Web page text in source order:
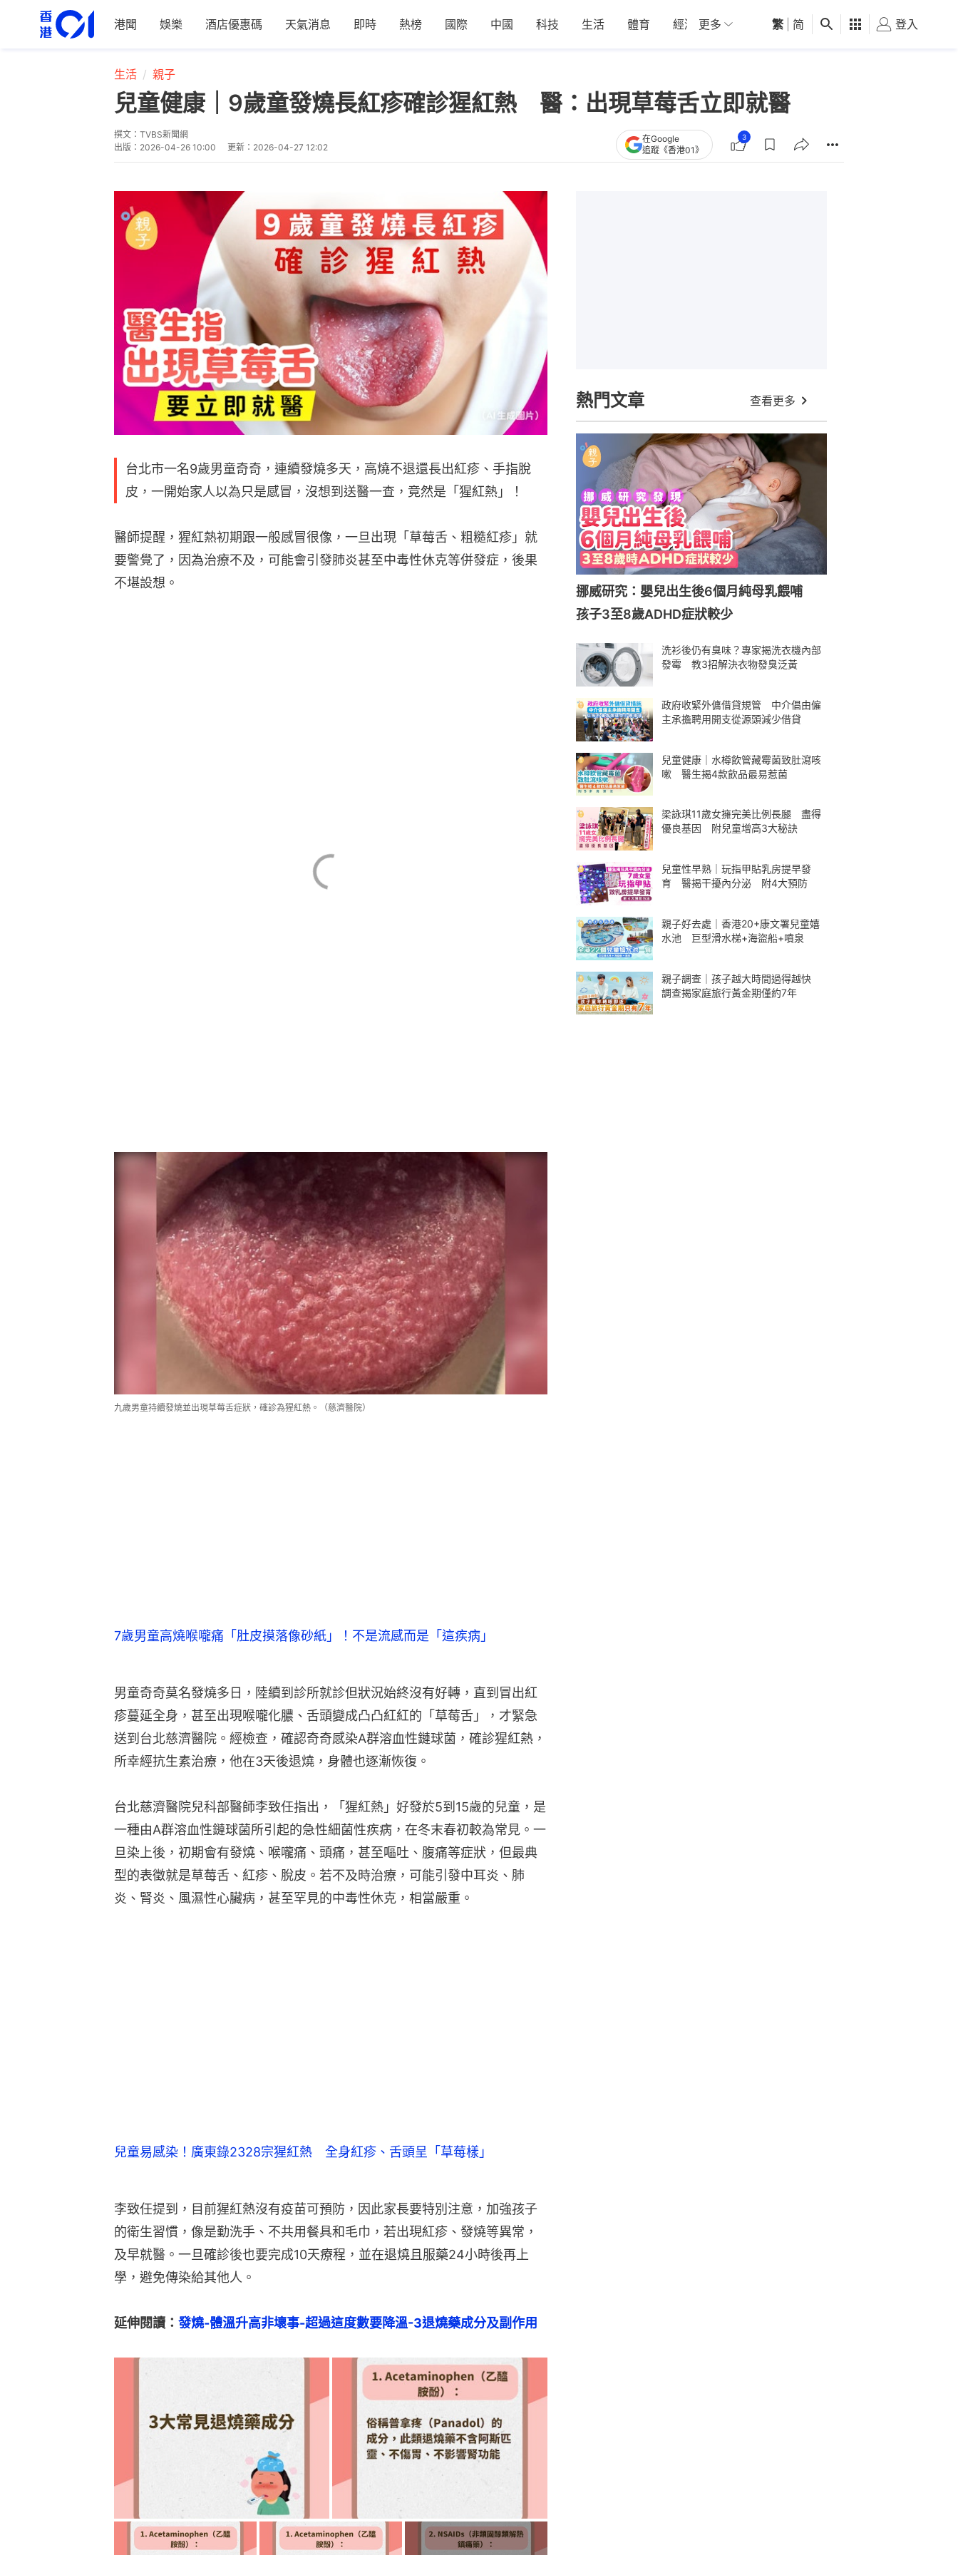
港聞 娛樂 酒店優惠碼 天氣消息 即時 熱榜 國際 中國 科技 生活 體育 經濟 01深圳 觀點 健康 好食玩飛
更多 繁 简 登入
生活 親子
兒童健康｜9歲童發燒長紅疹確診猩紅熱 醫：出現草莓舌立即就醫
撰文： TVBS新聞網
出版： 2026-04-26 10:00 更新： 2026-04-27 12:02
在Google
追蹤《香港01》
3
台北市一名9歲男童奇奇，連續發燒多天，高燒不退還長出紅疹、手指脫
皮，一開始家人以為只是感冒，沒想到送醫一查，竟然是「猩紅熱」！
醫師提醒，猩紅熱初期跟一般感冒很像，一旦出現「草莓舌、粗糙紅疹」就
要警覺了，因為治療不及，可能會引發肺炎甚至中毒性休克等併發症，後果
不堪設想。
九歲男童持續發燒並出現草莓舌症狀，確診為猩紅熱。（慈濟醫院）
7歲男童高燒喉嚨痛「肚皮摸落像砂紙」！不是流感而是「這疾病」
男童奇奇莫名發燒多日，陸續到診所就診但狀況始終沒有好轉，直到冒出紅
疹蔓延全身，甚至出現喉嚨化膿、舌頭變成凸凸紅紅的「草莓舌」，才緊急
送到台北慈濟醫院。經檢查，確認奇奇感染A群溶血性鏈球菌，確診猩紅熱，
所幸經抗生素治療，他在3天後退燒，身體也逐漸恢復。
台北慈濟醫院兒科部醫師李致任指出，「猩紅熱」好發於5到15歲的兒童，是
一種由A群溶血性鏈球菌所引起的急性細菌性疾病，在冬末春初較為常見。一
旦染上後，初期會有發燒、喉嚨痛、頭痛，甚至嘔吐、腹痛等症狀，但最典
型的表徵就是草莓舌、紅疹、脫皮。若不及時治療，可能引發中耳炎、肺
炎、腎炎、風濕性心臟病，甚至罕見的中毒性休克，相當嚴重。
兒童易感染！廣東錄2328宗猩紅熱 全身紅疹、舌頭呈「草莓樣」
李致任提到，目前猩紅熱沒有疫苗可預防，因此家長要特別注意，加強孩子
的衛生習慣，像是勤洗手、不共用餐具和毛巾，若出現紅疹、發燒等異常，
及早就醫。一旦確診後也要完成10天療程，並在退燒且服藥24小時後再上
學，避免傳染給其他人。
延伸閱讀： 發燒-體溫升高非壞事-超過這度數要降溫-3退燒藥成分及副作用
熱門文章 查看更多
挪威研究：嬰兒出生後6個月純母乳餵哺
孩子3至8歲ADHD症狀較少
洗衫後仍有臭味？專家揭洗衣機內部
發霉 教3招解決衣物發臭泛黃
政府收緊外傭借貸規管 中介倡由僱
主承擔聘用開支從源頭減少借貸
兒童健康｜水樽飲管藏霉菌致肚瀉咳
嗽 醫生揭4款飲品最易惹菌
梁詠琪11歲女擁完美比例長腿 盡得
優良基因 附兒童增高3大秘訣
兒童性早熟｜玩指甲貼乳房提早發
育 醫揭干擾內分泌 附4大預防
親子好去處｜香港20+康文署兒童嬉
水池 巨型滑水梯+海盜船+噴泉
親子調查｜孩子越大時間過得越快
調查揭家庭旅行黃金期僅約7年